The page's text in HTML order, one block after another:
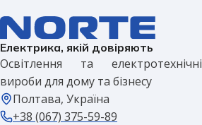
Електрика, якій довіряють
Освітлення та електротехнічні
вироби для дому та бізнесу
Полтава, Україна
+38 (067) 375-59-89